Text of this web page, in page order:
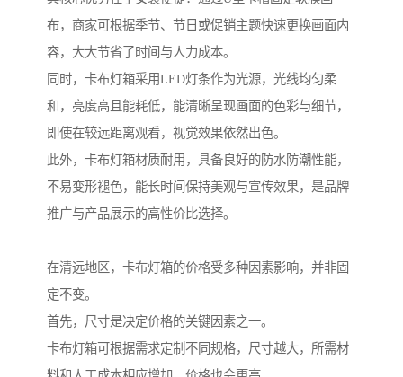
布，商家可根据季节、节日或促销主题快速更换画面内
容，大大节省了时间与人力成本。
同时，卡布灯箱采用LED灯条作为光源，光线均匀柔
和，亮度高且能耗低，能清晰呈现画面的色彩与细节，
即使在较远距离观看，视觉效果依然出色。
此外，卡布灯箱材质耐用，具备良好的防水防潮性能，
不易变形褪色，能长时间保持美观与宣传效果，是品牌
推广与产品展示的高性价比选择。
在清远地区，卡布灯箱的价格受多种因素影响，并非固
定不变。
首先，尺寸是决定价格的关键因素之一。
卡布灯箱可根据需求定制不同规格，尺寸越大，所需材